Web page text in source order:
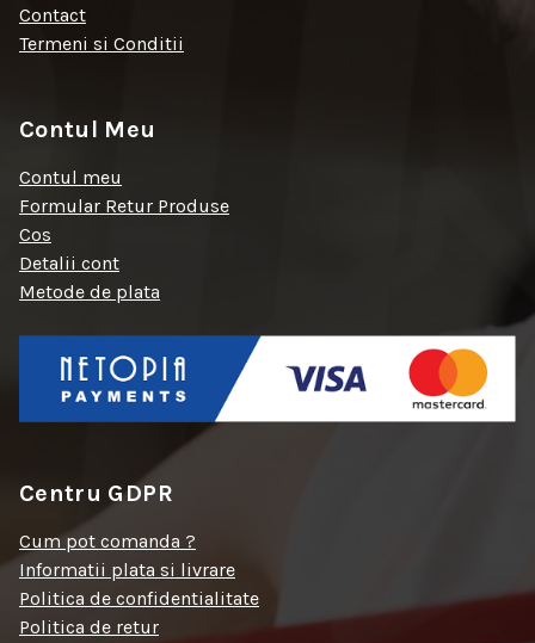
Contact
Termeni si Conditii
Contul Meu
Contul meu
Formular Retur Produse
Cos
Detalii cont
Metode de plata
Centru GDPR
Cum pot comanda ?
Informatii plata si livrare
Politica de confidentialitate
Politica de retur